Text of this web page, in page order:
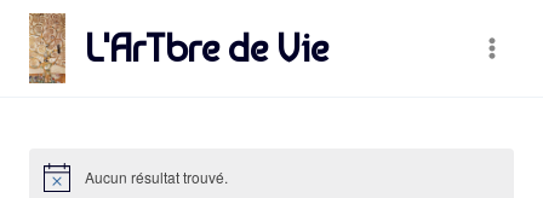
Skip
content
L'ArTbre de Vie
Aucun résultat trouvé.